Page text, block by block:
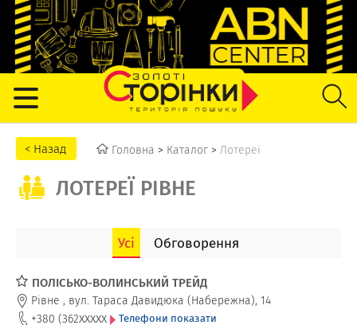
Головна > Каталог > Лотереї
ЛОТЕРЕЇ РІВНЕ
Усі Обговорення
ПОЛІСЬКО-ВОЛИНСЬКИЙ ТРЕЙД
Рівне , вул. Тараса Давидюка (Набережна), 14
+380 (362xxxxx Телефони показати